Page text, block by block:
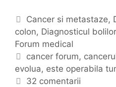
o
i
a
C
a
t
e
g
o
Cancer si metastaze,
colon, Diagnosticul bolilor
Forum medical
E
t
i
cancer forum,
evolua, este operabila
32 comentarii